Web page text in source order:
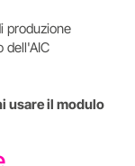
produzione
dell'AIC
usare il modulo